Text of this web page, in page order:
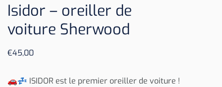
Isidor – oreiller de
voiture Sherwood
€45,00
🚗💤 ISIDOR est le premier oreiller de voiture !